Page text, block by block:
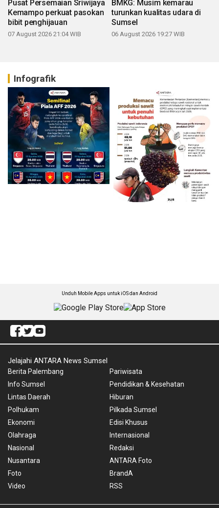
Pusat Persemaian Sriwijaya
Kemampo perkuat pasokan
bibit penghijauan
07 August 2026 21:04 WIB
BMKG: Musim kemarau
turunkan kualitas udara di
Sumsel
06 August 2026 19:27 WIB
Infografik
Unduh Mobile Apps untuk iOS dan Android
Jelajahi ANTARA News Sumsel
Berita Palembang
Info Sumsel
Lintas Daerah
Polhukam
Ekonomi
Olahraga
Nasional
Nusantara
Foto
Video
Pariwisata
Pendidikan & Kesehatan
Hiburan
Pilkada Sumsel
Edisi Khusus
Internasional
Redaksi
ANTARA Foto
BrandA
RSS